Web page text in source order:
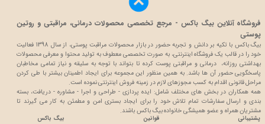
پشتیبانی
قوانین
بیگ باکس
فروشگاه آنلاین بیگ باکس - مرجع تخصصی محصولات درمانی، مراقبتی و روتین
پوستی
بیگ باکس با تکیه بر دانش و تجربه حضور در بازار محصولات مراقبت پوستی، از سال 1398 فعالیت
خود را در قالب یک فروشگاه اینترنتی، به صورت تخصصی معطوف به تولید محتوا و معرفی محصولات
بهداشتی روزانه، درمانی و مراقبتی پوست کرده تا بتواند با توجه به سلیقه و نیاز تمامی مخاطبان
پاسخگویی حضور آن ها باشد. به همین منظور این مجموعه برای ایجاد اطمینان بیشتر با طی کردن
مراحل قانونی اقدام به کسب مجوزهای لازم در زمینه فروش اینترنتی نموده است.
همه همکاران در بخش های مختلف شامل: ایده پردازی - طراحی و اجرا - مشاوره - دریافت، بسته
بندی و ارسال سفارشات تمام تلاش خود را برای ایجاد بستری امن و مطمئن به کار می گیرند تا
مشتریان همراه و عضو همیشگی خانواده بیگ باکس باشند.